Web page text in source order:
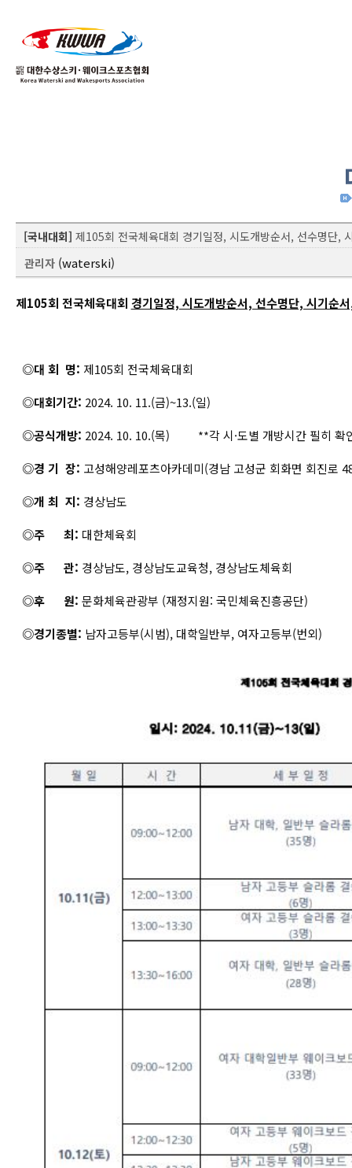
[국내대회] 제105회 전국체육대회 경기일정, 시도개방순서, 선수명단,
관리자(waterski)
제105회 전국체육대회 경기일정, 시도개방순서, 선수명단, 시기순
◎대 회 명: 제105회 전국체육대회
◎대회기간: 2024. 10. 11.(금)~13.(일)
◎공식개방: 2024. 10. 10.(목) **각 시·도별 개방시간 필히 확
◎경 기 장: 고성해양레포츠아카데미(경남 고성군 회화면 회진로
◎개 최 지: 경상남도
◎주 최: 대한체육회
◎주 관: 경상남도, 경상남도교육청, 경상남도체육회
◎후 원: 문화체육관광부 (재정지원: 국민체육진흥공단)
◎경기종별: 남자고등부(시범), 대학일반부, 여자고등부(번외)